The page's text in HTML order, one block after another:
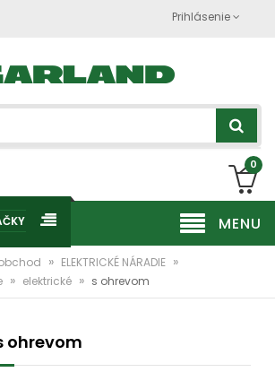
Prihlásenie
0
MENU
» ELEKTRICKÉ NÁRADIE »
» elektrické » s ohrevom
ohrevom